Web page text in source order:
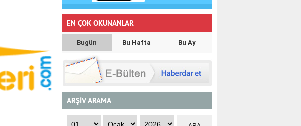
EN ÇOK OKUNANLAR
Bugün Bu Hafta Bu Ay
ARŞİV ARAMA